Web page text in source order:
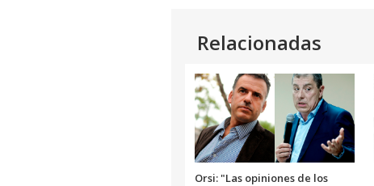
Relacionadas
Orsi: "Las opiniones de los